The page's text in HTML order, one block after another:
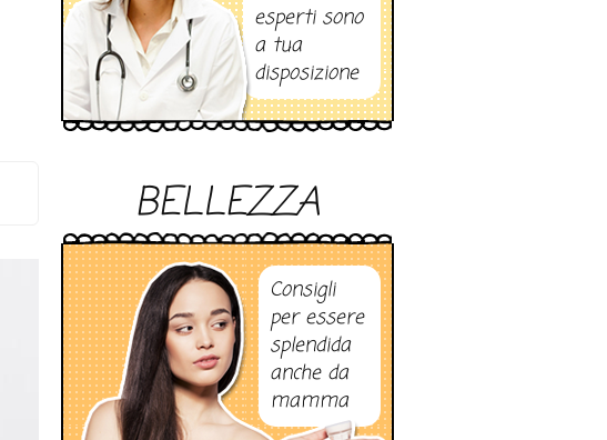
esperti sono
a tua
disposizione
BELLEZZA
Consigli
per essere
splendida
anche da
mamma